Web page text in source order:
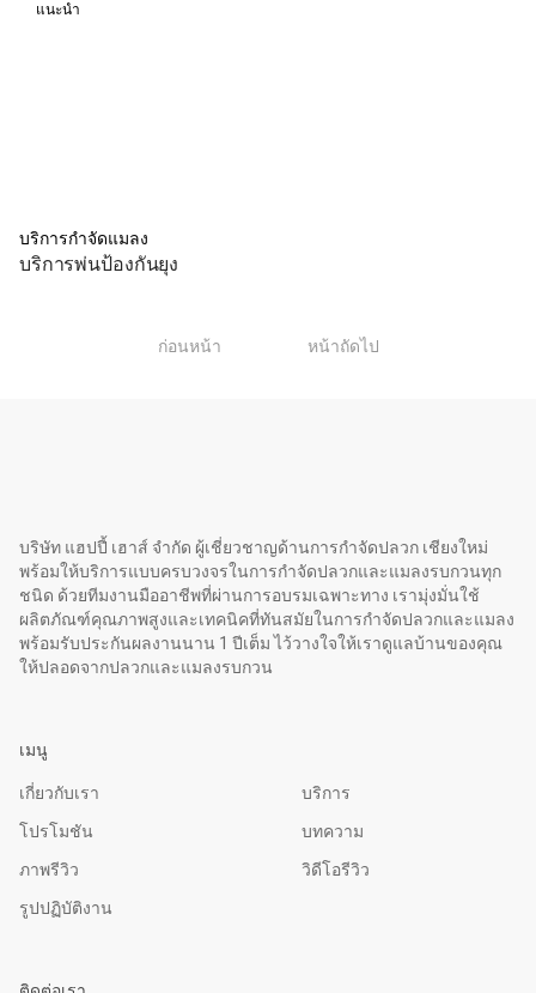
แนะนำ
บริการกำจัดแมลง
บริการพ่นป้องกันยุง
ก่อนหน้า หน้าถัดไป
บริษัท แฮปปี้ เฮาส์ จำกัด ผู้เชี่ยวชาญด้านการกำจัดปลวก เชียงใหม่
พร้อมให้บริการแบบครบวงจรในการกำจัดปลวกและแมลงรบกวนทุก
ชนิด ด้วยทีมงานมืออาชีพที่ผ่านการอบรมเฉพาะทาง เรามุ่งมั่นใช้
ผลิตภัณฑ์คุณภาพสูงและเทคนิคที่ทันสมัยในการกำจัดปลวกและแมลง
พร้อมรับประกันผลงานนาน 1 ปีเต็ม ไว้วางใจให้เราดูแลบ้านของคุณ
ให้ปลอดจากปลวกและแมลงรบกวน
เมนู
เกี่ยวกับเรา
บริการ
โปรโมชัน
บทความ
ภาพรีวิว
วิดีโอรีวิว
รูปปฏิบัติงาน